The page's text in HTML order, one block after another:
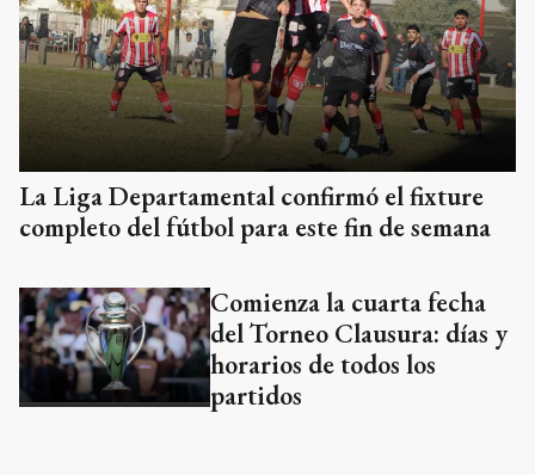
La Liga Departamental confirmó el fixture
completo del fútbol para este fin de semana
Comienza la cuarta fecha
del Torneo Clausura: días y
horarios de todos los
partidos